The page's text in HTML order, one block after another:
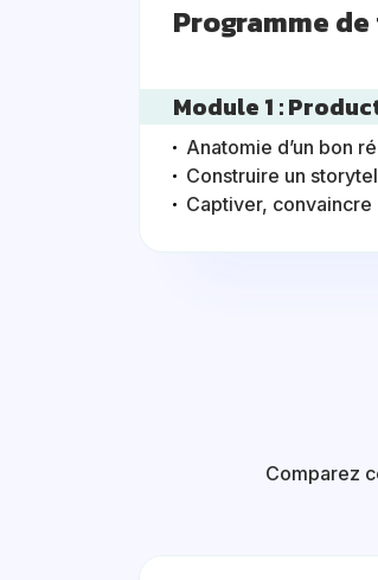
Programme
Module 1 :
Anatomie d’un bon
Construire un
Captiver,
Comparez